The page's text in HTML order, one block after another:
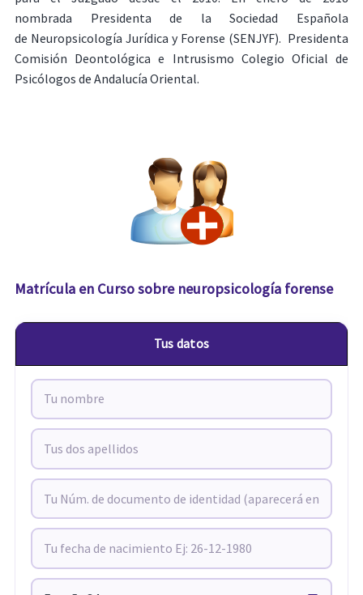
nombrada Presidenta de la Sociedad Española
de Neuropsicología Jurídica y Forense (SENJYF). Presidenta
Comisión Deontológica e Intrusismo Colegio Oficial de
Psicólogos de Andalucía Oriental.
Matrícula en Curso sobre neuropsicología forense
Tus datos